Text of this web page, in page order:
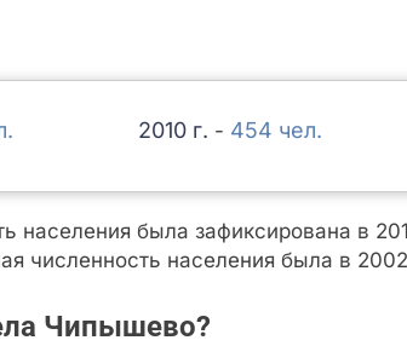
2010 - 454
населения была зафиксирована в
численность населения была в
Чипышево?